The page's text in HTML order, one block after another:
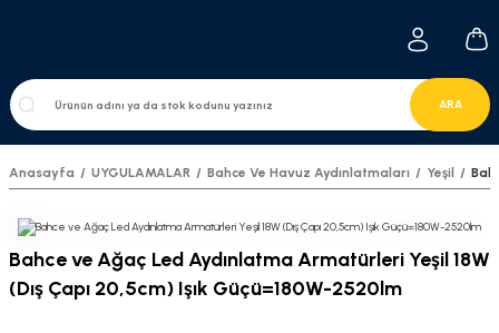
ARA
Anasayfa UYGULAMALAR Bahce Ve Havuz Aydınlatmaları Yeşil
Bahce ve Ağaç Led Aydınlatma Armatürleri Yeşil 18W
(Dış Çapı 20,5cm) Işık Güçü=180W-2520lm